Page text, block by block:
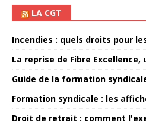
LA CGT
Incendies : quels droits pour
La reprise de Fibre
Guide de la formation
Formation syndicale : les
Droit de retrait : comment